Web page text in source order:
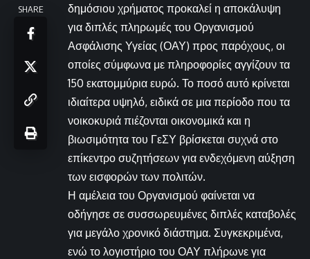
SHARE
δημόσιου χρήματος προκαλεί η αποκάλυψη
για διπλές πληρωμές του Οργανισμού
Ασφάλισης Υγείας (ΟΑΥ) προς παρόχους, οι
οποίες σύμφωνα με πληροφορίες αγγίζουν τα
150 εκατομμύρια ευρώ. Το ποσό αυτό κρίνεται
ιδιαίτερα υψηλό, ειδικά σε μια περίοδο που τα
νοικοκυριά πιέζονται οικονομικά και η
βιωσιμότητα του ΓεΣΥ βρίσκεται συχνά στο
επίκεντρο συζητήσεων για ενδεχόμενη αύξηση
των εισφορών των πολιτών.
Η αμέλεια του Οργανισμού φαίνεται να
οδήγησε σε συσσωρευμένες διπλές καταβολές
για μεγάλο χρονικό διάστημα. Συγκεκριμένα,
ενώ το λογιστήριο του ΟΑΥ πλήρωνε για